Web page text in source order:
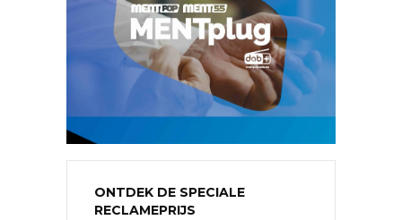
ONTDEK DE SPECIALE
RECLAMEPRIJS